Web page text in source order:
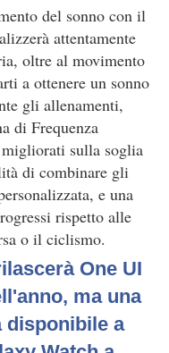
del sonno con il
attentamente
oltre al movimento
a ottenere un sonno
gli allenamenti,
di Frequenza
sulla soglia
di combinare gli
e una
rispetto alle
o il ciclismo.
One UI
ma una
disponibile a